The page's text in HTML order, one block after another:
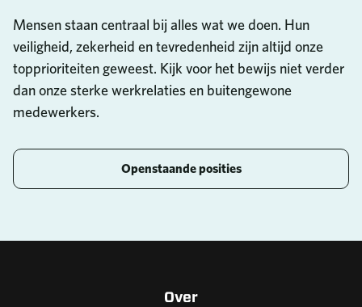
Mensen staan centraal bij alles wat we doen. Hun
veiligheid, zekerheid en tevredenheid zijn altijd onze
topprioriteiten geweest. Kijk voor het bewijs niet verder
dan onze sterke werkrelaties en buitengewone
medewerkers.
Openstaande posities
Over